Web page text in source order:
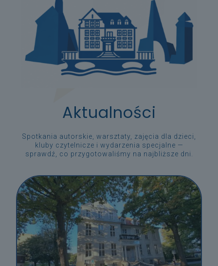
Aktualności
Spotkania autorskie, warsztaty, zajęcia dla dzieci,
kluby czytelnicze i wydarzenia specjalne —
sprawdź, co przygotowaliśmy na najbliższe dni.